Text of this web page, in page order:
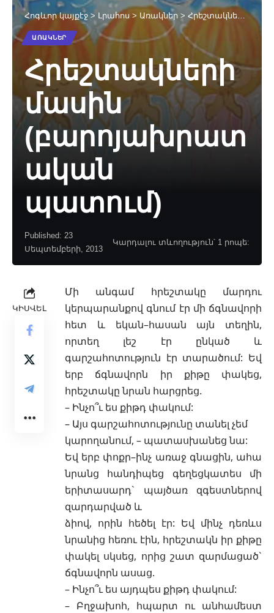
Հոգևոր կայքէջ > Լրահոս > Առակներ > Հրեշտակների մասին (բարոյախրատական պատում)
ԱՌԱԿՆԵՐ
Հրեշտակների
մասին
(բարոյախրատ
ական
պատում)
Published: 23
Սեպտեմբերի, 2013
Կարդալու տևողություն՝ 1 րոպե:
ԿԻՍՎԵԼ
Մի անգամ հրեշտակը մարդու
կերպարանքով գնում էր մի ճգնավորի
հետ և եկան–հասան այն տեղին,
որտեղ լեշ էր ընկած և
գարշահոտություն էր տարածում: Եվ
երբ ճգնավորն իր քիթը փակեց,
հրեշտակը նրան հարցրեց.
– Ինչո՞ւ ես քիթդ փակում:
– Այս գարշահոտությունը տանել չեմ
կարողանում, – պատասխանեց նա:
Եվ երբ փոքր–ինչ առաջ գնացին, ահա
նրանց հանդիպեց գեղեցկատես մի
երիտասարդ` պայծառ զգեստներով
զարդարված և
ձիով, որին հեծել էր: Եվ մինչ դեռևս
նրանից հեռու էին, հրեշտակն իր քիթը
փակել սկսեց, որից շատ զարմացած`
ճգնավորն ասաց.
– Ինչո՞ւ ես այդպես քիթդ փակում:
– Բղջախոհ, հպարտ ու անհամեստ